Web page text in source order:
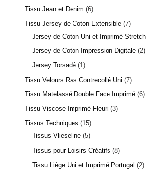
Tissu Jean et Denim 6
Tissu Jersey de Coton Extensible 7
Jersey de Coton Uni et Imprimé Stretch
Jersey de Coton Impression Digitale 2
Jersey Torsadé 1
Tissu Velours Ras Contrecollé Uni 7
Tissu Matelassé Double Face Imprimé 6
Tissu Viscose Imprimé Fleuri 3
Tissus Techniques
15
Tissus Vlieseline 5
Tissus pour Loisirs Créatifs 8
Tissu Liège Uni et Imprimé Portugal
2